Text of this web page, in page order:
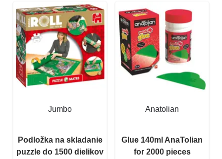
Jumbo
Podložka na skladanie
puzzle do 1500 dielikov
Anatolian
Glue 140ml AnaTolian
for 2000 pieces